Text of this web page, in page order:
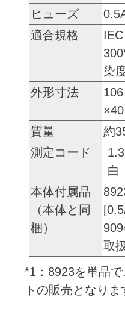
ヒューズ
適合規格
染
外形寸法
質量
約
測定コード
白
本体付属品
（本体と同
梱）
取
*1：8923を単品
トの販売となりま